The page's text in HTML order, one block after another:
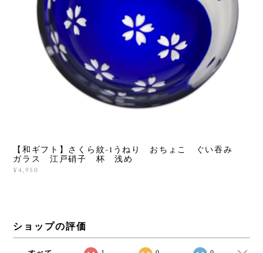
【和ギフト】さくら紋-1うねり おちょこ ぐい吞み
ガラス 江戸硝子 杯 浅め
¥4,950
ショップの評価